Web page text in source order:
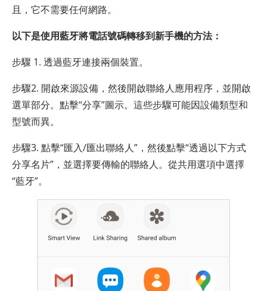
且，它不需要任何網路。
以下是使用藍牙將電話號碼轉移到新手機的方法：
步驟 1. 透過藍牙連接兩個裝置。
步驟2. 開啟來源設備，然後開啟聯絡人應用程序，並開啟
選單部分。點擊“分享”圖示。這些步驟可能因設備類型和
型號而異。
步驟3. 點擊“匯入/匯出聯絡人”，然後點擊“透過以下方式
分享名片”，並選擇要傳輸的聯絡人。從共用選項中選擇
“藍牙”。